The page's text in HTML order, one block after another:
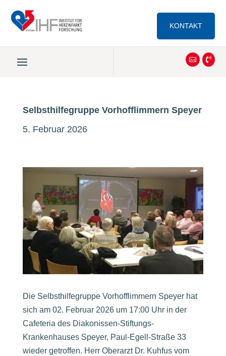
KONTAKT
 
Selbsthilfegruppe Vorhofflimmern Speyer
5. Februar 2026
Die Selbsthilfegruppe Vorhofflimmern Speyer hat
sich am 02. Februar 2026 um 17:00 Uhr in der
Cafeteria des Diakonissen-Stiftungs-
Krankenhauses Speyer, Paul-Egell-Straße 33
wieder getroffen. Herr Oberarzt Dr. Kuhfus vom